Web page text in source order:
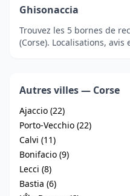
Ghisonaccia
Trouvez les 5 bornes de
(Corse). Localisations, avis
Autres villes — Corse
Ajaccio (22)
Porto-Vecchio (22)
Calvi (11)
Bonifacio (9)
Lecci (8)
Bastia (6)